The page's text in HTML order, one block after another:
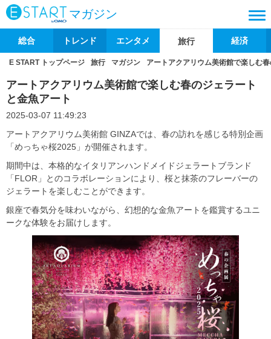
マガジン
総合 トレンド エンタメ 旅行 経済
E START トップページ 旅行 マガジン アートアクアリウム美術館で楽しむ
アートアクアリウム美術館で楽しむ春のジェラート
と金魚アート
2025-03-07 11:49:23
アートアクアリウム美術館 GINZAでは、春の訪れを感じる特別企画
「めっちゃ桜2025」が開催されます。
期間中は、本格的なイタリアンハンドメイドジェラートブランド
「FLOR」とのコラボレーションにより、桜と抹茶のフレーバーの
ジェラートを楽しむことができます。
銀座で春気分を味わいながら、幻想的な金魚アートを鑑賞するユニ
ークな体験をお届けします。